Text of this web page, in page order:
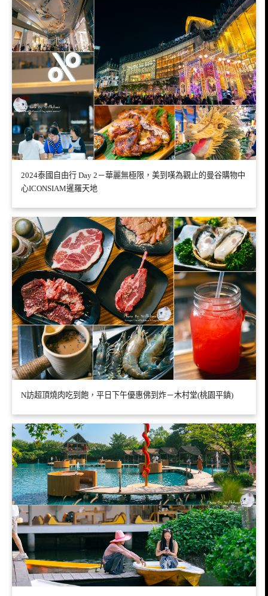
2024泰國自由行 Day 2－華麗無極限，美到嘆為觀止的曼谷購物中
心ICONSIAM暹羅天地
N訪超頂燒肉吃到飽，平日下午優惠佛到炸－木村堂(桃園平鎮)